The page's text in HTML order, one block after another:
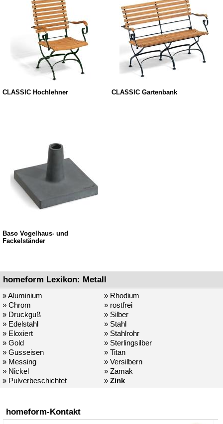
CLASSIC Hochlehner CLASSIC Gartenbank
Baso Vogelhaus- und
Fackelständer
homeform Lexikon: Metall
» Aluminium
» Chrom
» Druckguß
» Edelstahl
» Eloxiert
» Gold
» Gusseisen
» Messing
» Nickel
» Pulverbeschichtet
» Rhodium
» rostfrei
» Silber
» Stahl
» Stahlrohr
» Sterlingsilber
» Titan
» Versilbern
» Zamak
» Zink
homeform-Kontakt